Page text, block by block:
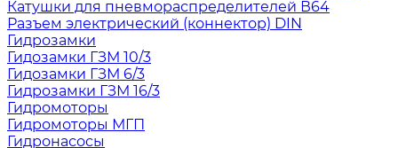
Катушки для пневмораспределителей В64
Разъем электрический (коннектор) DIN
Гидрозамки
Гидозамки ГЗМ 10/3
Гидозамки ГЗМ 6/3
Гидрозамки ГЗМ 16/3
Гидромоторы
Гидромоторы МГП
Гидронасосы